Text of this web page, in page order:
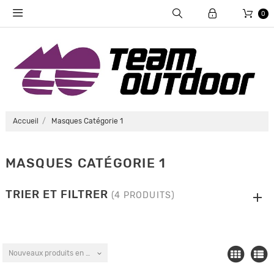
0
Accueil Masques Catégorie 1
MASQUES CATÉGORIE 1
TRIER ET FILTRER (4 PRODUITS)
Nouveaux produits en premier